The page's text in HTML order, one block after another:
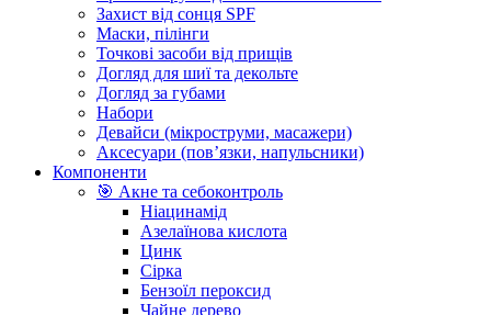
Захист від сонця SPF
Маски, пілінги
Точкові засоби від прищів
Догляд для шиї та декольте
Догляд за губами
Набори
Девайси (мікроструми, масажери)
Аксесуари (повʼязки, напульсники)
Компоненти
🎯 Акне та себоконтроль
Ніацинамід
Азелаїнова кислота
Цинк
Сірка
Бензоїл пероксид
Чайне дерево